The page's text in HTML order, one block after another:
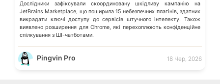
Дослідники зафіксували скоординовану шкідливу кампанію на
JetBrains Marketplace, що поширила 15 небезпечних плагінів, здатних
викрадати ключі доступу до сервісів штучного інтелекту. Також
виявлено розширення для Chrome, які перехоплюють конфіденційне
спілкування з ШІ-чатботами.
Pingvin Pro 18 Чер, 2026